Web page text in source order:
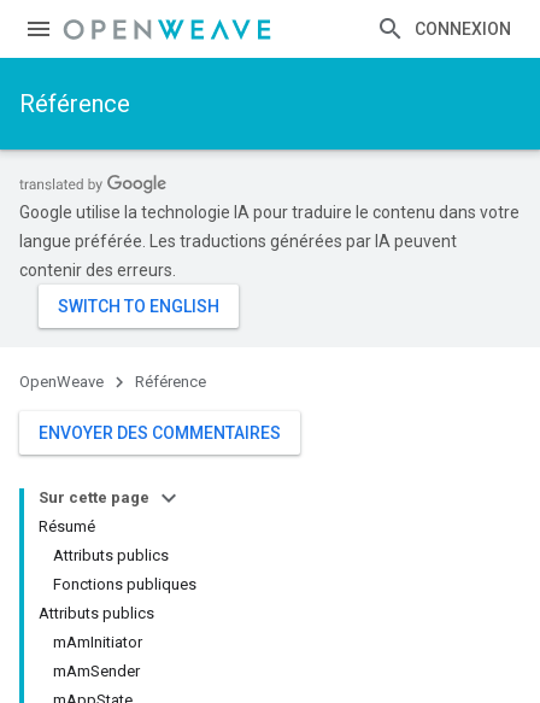
CONNEXION
Référence
Google utilise la technologie IA pour traduire le contenu dans votre
langue préférée. Les traductions générées par IA peuvent
contenir des erreurs.
OpenWeave Référence
ENVOYER DES COMMENTAIRES
Sur cette page
Résumé
Attributs publics
Fonctions publiques
Attributs publics
mAmInitiator
mAmSender